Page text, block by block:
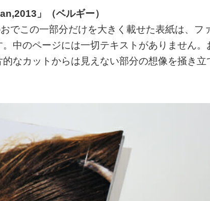
」（ベルギー）
でこの一部分だけを大きく載せた表紙は、フ
中のページには一切テキストがありません。
なカットからは見えない部分の想像を掻き立